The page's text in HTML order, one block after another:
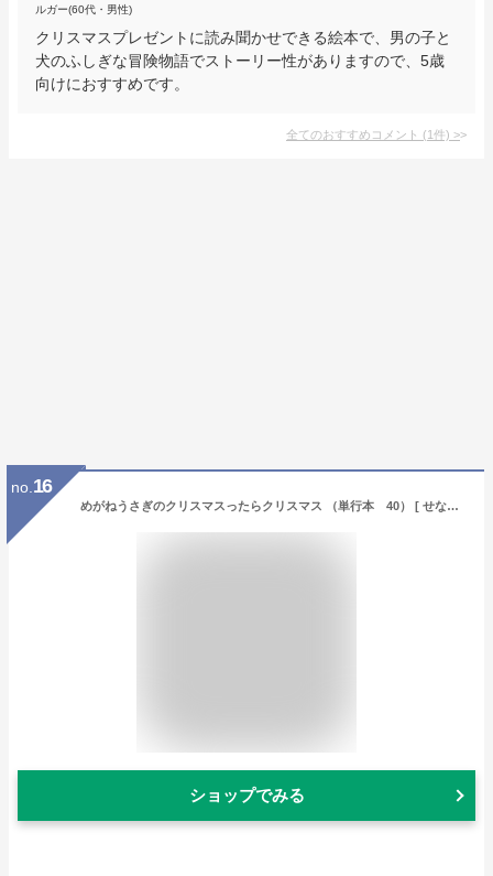
ルガー(60代・男性)
クリスマスプレゼントに読み聞かせできる絵本で、男の子と
犬のふしぎな冒険物語でストーリー性がありますので、5歳
向けにおすすめです。
全てのおすすめコメント (1件) >
no. 16
めがねうさぎのクリスマスったらクリスマス （単行本 40） [ せな けいこ ]
ショップでみる